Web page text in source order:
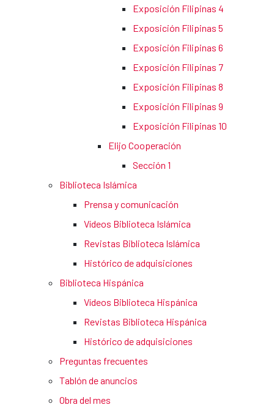
Exposición Filipinas 4
Exposición Filipinas 5
Exposición Filipinas 6
Exposición Filipinas 7
Exposición Filipinas 8
Exposición Filipinas 9
Exposición Filipinas 10
Elijo Cooperación
Sección 1
Biblioteca Islámica
Prensa y comunicación
Vídeos Biblioteca Islámica
Revistas Biblioteca Islámica
Histórico de adquisiciones
Biblioteca Hispánica
Vídeos Biblioteca Hispánica
Revistas Biblioteca Hispánica
Histórico de adquisiciones
Preguntas frecuentes
Tablón de anuncios
Obra del mes